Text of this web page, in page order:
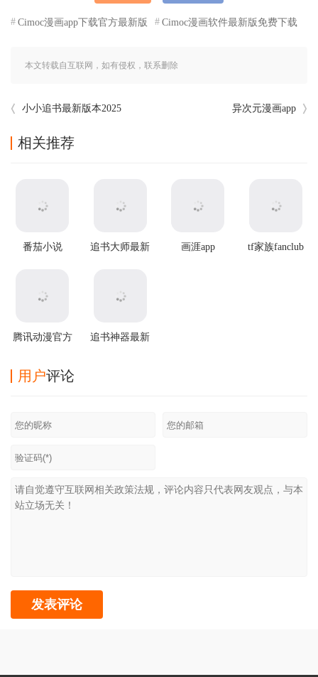
Cimoc漫画app下载官方最新版 Cimoc漫画软件最新版免费下载
本文转载自互联网，如有侵权，联系删除
小小追书最新版本2025 异次元漫画app
相关推荐
番茄小说
追书大师最新
画涯app
tf家族fanclub
腾讯动漫官方
追书神器最新
用户评论